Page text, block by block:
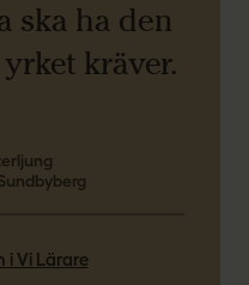
ska ha den
kräver.
i Vi Lärare